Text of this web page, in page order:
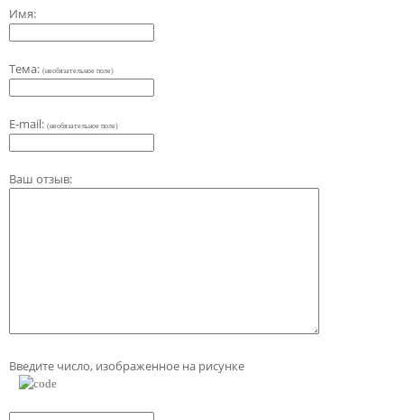
Имя:
Тема: (необязательное поле)
E-mail: (необязательное поле)
Ваш отзыв:
Введите число, изображенное на рисунке